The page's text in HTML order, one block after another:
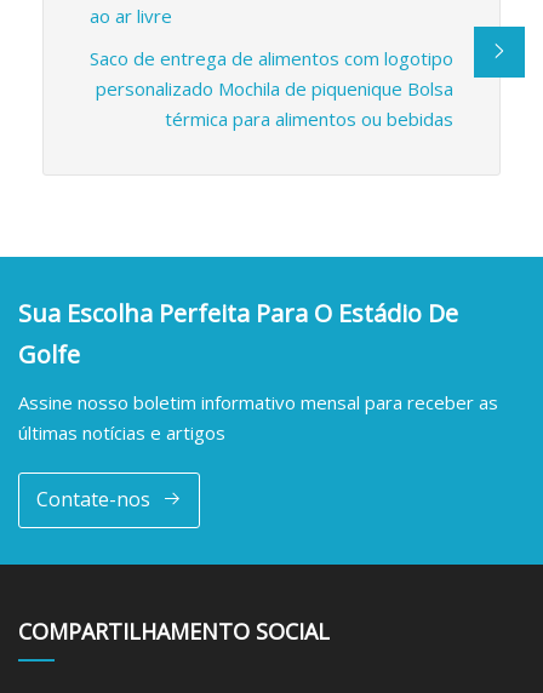
ao ar livre
Saco de entrega de alimentos com logotipo
personalizado Mochila de piquenique Bolsa
térmica para alimentos ou bebidas
Sua Escolha Perfeita Para O Estádio De
Golfe
Assine nosso boletim informativo mensal para receber as
últimas notícias e artigos
Contate-nos
COMPARTILHAMENTO SOCIAL